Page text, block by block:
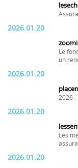
2026.01.20
Le
un
2026.01.20
2026 :
2026.01.20
Les
2026.01.20